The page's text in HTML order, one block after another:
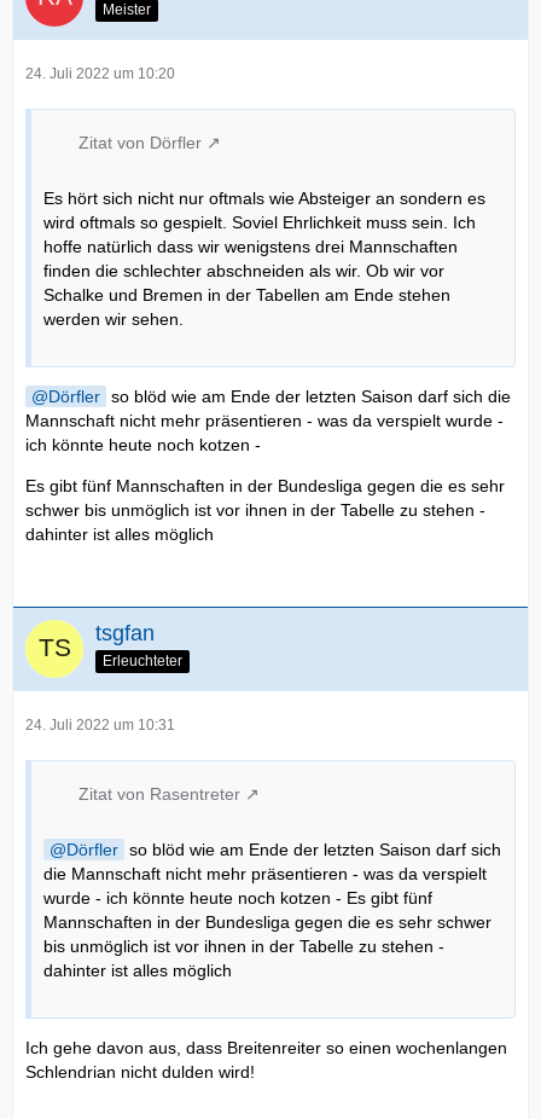
Meister
24. Juli 2022 um 10:20
Zitat von Dörfler
Es hört sich nicht nur oftmals wie Absteiger an sondern es
wird oftmals so gespielt. Soviel Ehrlichkeit muss sein. Ich
hoffe natürlich dass wir wenigstens drei Mannschaften
finden die schlechter abschneiden als wir. Ob wir vor
Schalke und Bremen in der Tabellen am Ende stehen
werden wir sehen.
Dörfler so blöd wie am Ende der letzten Saison darf sich die
Mannschaft nicht mehr präsentieren - was da verspielt wurde -
ich könnte heute noch kotzen -
Es gibt fünf Mannschaften in der Bundesliga gegen die es sehr
schwer bis unmöglich ist vor ihnen in der Tabelle zu stehen -
dahinter ist alles möglich
tsgfan
Erleuchteter
24. Juli 2022 um 10:31
Zitat von Rasentreter
Dörfler so blöd wie am Ende der letzten Saison darf sich
die Mannschaft nicht mehr präsentieren - was da verspielt
wurde - ich könnte heute noch kotzen - Es gibt fünf
Mannschaften in der Bundesliga gegen die es sehr schwer
bis unmöglich ist vor ihnen in der Tabelle zu stehen -
dahinter ist alles möglich
Ich gehe davon aus, dass Breitenreiter so einen wochenlangen
Schlendrian nicht dulden wird!